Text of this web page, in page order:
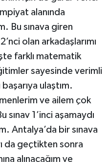
alanında
Bu sınava giren
olan arkadaşlarımı
farklı matematik
sayesinde verimli
ulaştım.
ve ailem çok
sınav 1’inci aşamaydı
Antalya’da bir sınava
da geçtikten sonra
alınacağım ve